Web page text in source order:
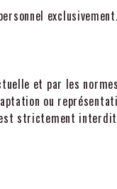
personnel
et par les
ou
strictement